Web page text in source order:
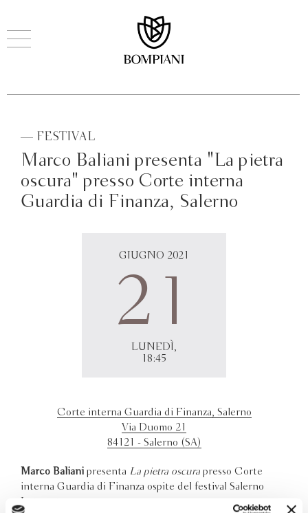
— FESTIVAL
Marco Baliani presenta "La pietra
oscura" presso Corte interna
Guardia di Finanza, Salerno
GIUGNO 2021
21
LUNEDÌ,
18:45
Corte interna Guardia di Finanza, Salerno
Via Duomo 21
84121 - Salerno (SA)
Marco Baliani presenta La pietra oscura presso Corte
interna Guardia di Finanza ospite del festival Salerno